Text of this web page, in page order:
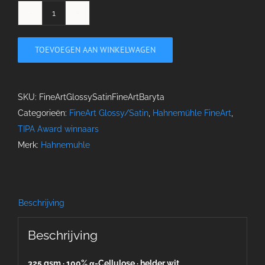
Baryta
aantal
TOEVOEGEN AAN WINKELWAGEN
SKU: FineArtGlossySatinFineArtBaryta
Categorieën: FineArt Glossy/Satin Hahnemühle FineArt
TIPA Award winnaars
Merk: Hahnemuhle
Beschrijving
Beschrijving
325 gsm · 100% α-Cellulose · helder wit